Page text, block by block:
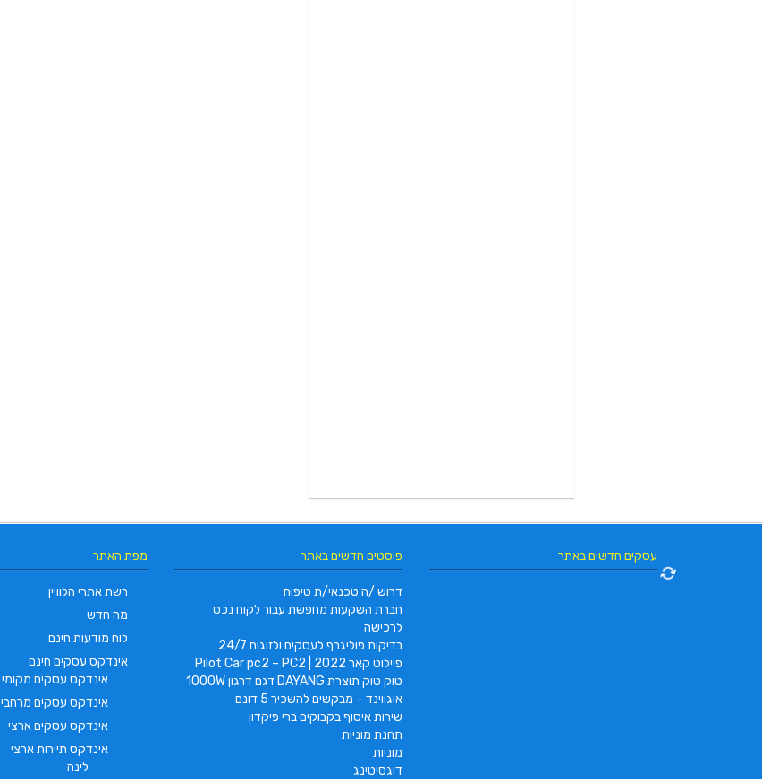
מפת האתר
רשת אתרי הלוויין
מה חדש
לוח מודעות חינם
אינדקס עסקים חינם
אינדקס עסקים מקומי
אינדקס עסקים מרחבי
אינדקס עסקים ארצי
אינדקס תיירות ארצי
לינה
פוסטים חדשים באתר
דרוש /ה טכנאי/ת טיפוח
חברת השקעות מחפשת עבור לקוח נכס
לרכישה
בדיקות פוליגרף לעסקים ולזוגות 24/7
פיילוט קאר 2022 | Pilot Car pc2 – PC2
טוק טוק תוצרת DAYANG דגם דרגון 1000W
אוגווינד – מבקשים להשכיר 5 דונם
שירות איסוף בקבוקים ברי פיקדון
תחנת מוניות
מוניות
דוגסיטינג
עסקים חדשים באתר